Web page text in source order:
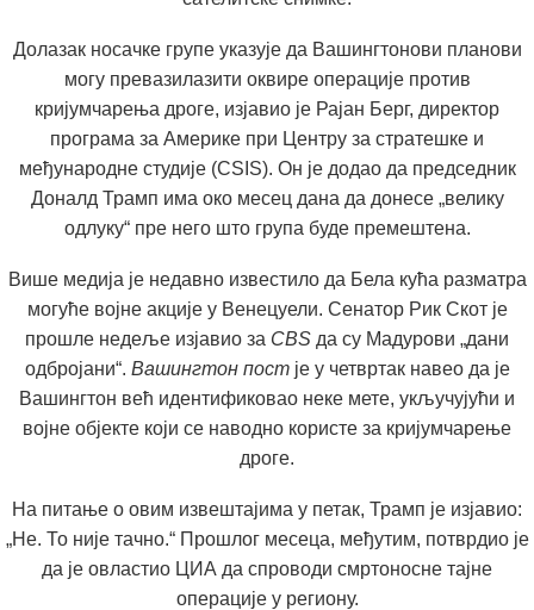
Долазак носачке групе указује да Вашингтонови планови
могу превазилазити оквире операције против
кријумчарења дроге, изјавио је Рајан Берг, директор
програма за Америке при Центру за стратешке и
међународне студије (CSIS). Он је додао да председник
Доналд Трамп има око месец дана да донесе „велику
одлуку“ пре него што група буде премештена.
Више медија је недавно известило да Бела кућа разматра
могуће војне акције у Венецуели. Сенатор Рик Скот је
прошле недеље изјавио за CBS да су Мадурови „дани
одбројани“. Вашингтон постје у четвртак навео да је
Вашингтон већ идентификовао неке мете, укључујући и
војне објекте који се наводно користе за кријумчарење
дроге.
На питање о овим извештајима у петак, Трамп је изјавио:
„Не. То није тачно.“ Прошлог месеца, међутим, потврдио је
да је овластио ЦИА да спроводи смртоносне тајне
операције у региону.